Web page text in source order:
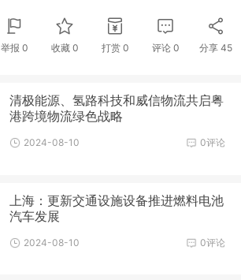
举报 0 收藏 0 打赏 0 评论 0 分享 45
清极能源、氢路科技和威信物流共启粤
港跨境物流绿色战略
0评论
2024-08-10
上海：更新交通设施设备推进燃料电池
汽车发展
0评论
2024-08-10